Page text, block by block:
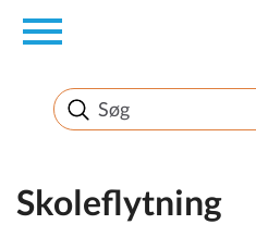
en
Borger
Erhverv
Skoleflytning